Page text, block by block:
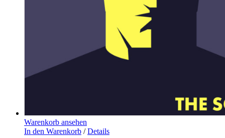
Warenkorb ansehen
In den Warenkorb / Details